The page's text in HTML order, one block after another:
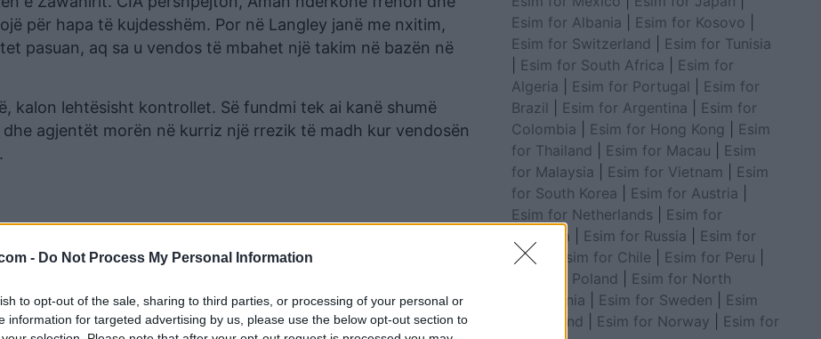
- Do Not Process My Personal Information
to opt-out of the sale, sharing to third parties, or processing of your personal or
information for targeted advertising by us, please use the below opt-out section to
për hapa të kujdesshëm. Por në Langley janë me nxitim,
pasuan, aq sa u vendos të mbahet një takim në bazën në
kalon lehtësisht kontrollet. Së fundmi tek ai kanë shumë
agjentët morën në kurriz një rrezik të madh kur vendosën
Esim for Albania
Esim for Kosovo
Esim for Switzerland
Esim for Tunisia
Esim for South Africa
Esim for
Algeria
Esim for Portugal
Esim for
Brazil
Esim for Argentina
Esim for
Colombia
Esim for Hong Kong
Esim
for Thailand
Esim for Macau
Esim
for Malaysia
Esim for Vietnam
Esim
for South Korea
Esim for Austria
Esim for Netherlands
Esim for
Australia
Esim for Russia
Esim for
India
Esim for Chile Esim for Peru
Esim for Poland
Esim for North
Macedonia
Esim for Sweden
Esim
for Finland
Esim for Norway
Esim for